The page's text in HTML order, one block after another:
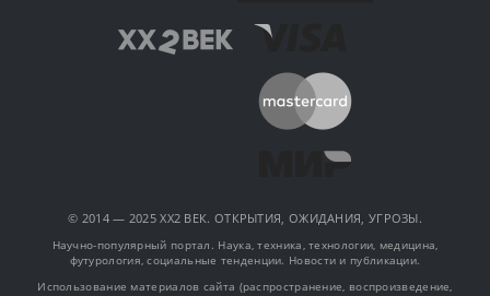
© 2014 — 2025 XX2 ВЕК. ОТКРЫТИЯ, ОЖИДАНИЯ, УГРОЗЫ.
Научно-популярный портал. Наука, техника, технологии, медицина,
футурология, социальные тенденции. Новости и публикации.
Использование материалов сайта (распространение, воспроизведение,